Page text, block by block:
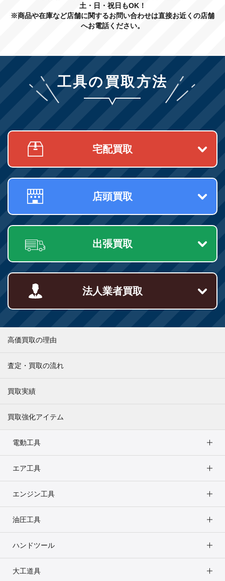
土・日・祝日もOK！
※商品や在庫など店舗に関するお問い合わせは直接お近くの店舗
へお電話ください。
工具の買取方法
宅配買取
店頭買取
出張買取
法人業者買取
高価買取の理由
査定・買取の流れ
買取実績
買取強化アイテム
電動工具
エア工具
エンジン工具
油圧工具
ハンドツール
大工道具